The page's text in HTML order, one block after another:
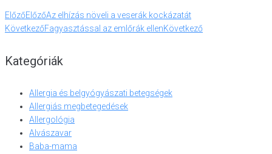
ElőzőElőzőAz elhízás növeli a veserák kockázatát
KövetkezőFagyasztással az emlőrák ellenKövetkező
Kategóriák
Allergia és belgyógyászati betegségek
Allergiás megbetegedések
Allergológia
Alvászavar
Baba-mama